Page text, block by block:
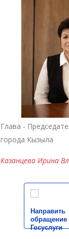
Глава -
города Кызыла
Казанцева Ирина
Направить
обращение
Госуслуги